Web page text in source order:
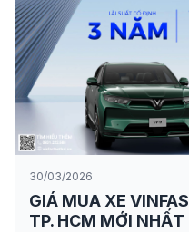
30/03/2026
GIÁ MUA XE
TP. HCM MỚI